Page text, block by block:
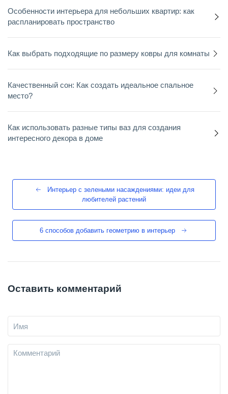
Особенности интерьера для небольших квартир: как
распланировать пространство
Как выбрать подходящие по размеру ковры для комнаты
Качественный сон: Как создать идеальное спальное
место?
Как использовать разные типы ваз для создания
интересного декора в доме
Интерьер с зелеными насаждениями: идеи для
любителей растений
6 способов добавить геометрию в интерьер
Оставить комментарий